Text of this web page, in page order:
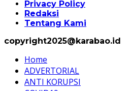
Privacy Policy
Redaksi
Tentang Kami
copyright2025@karabao.id
Home
ADVERTORIAL
ANTI KORUPSI